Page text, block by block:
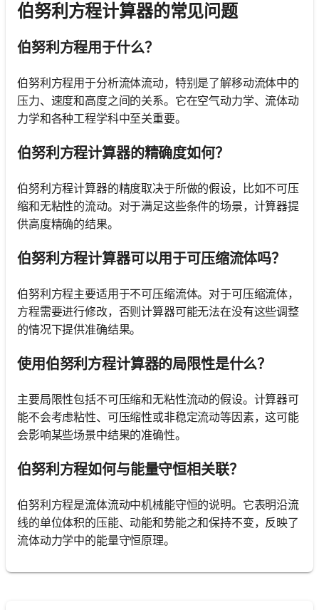
伯努利方程计算器的常见问题
伯努利方程用于什么？
伯努利方程用于分析流体流动，特别是了解移动流体中的
压力、速度和高度之间的关系。它在空气动力学、流体动
力学和各种工程学科中至关重要。
伯努利方程计算器的精确度如何？
伯努利方程计算器的精度取决于所做的假设，比如不可压
缩和无粘性的流动。对于满足这些条件的场景，计算器提
供高度精确的结果。
伯努利方程计算器可以用于可压缩流体吗？
伯努利方程主要适用于不可压缩流体。对于可压缩流体，
方程需要进行修改，否则计算器可能无法在没有这些调整
的情况下提供准确结果。
使用伯努利方程计算器的局限性是什么？
主要局限性包括不可压缩和无粘性流动的假设。计算器可
能不会考虑粘性、可压缩性或非稳定流动等因素，这可能
会影响某些场景中结果的准确性。
伯努利方程如何与能量守恒相关联？
伯努利方程是流体流动中机械能守恒的说明。它表明沿流
线的单位体积的压能、动能和势能之和保持不变，反映了
流体动力学中的能量守恒原理。